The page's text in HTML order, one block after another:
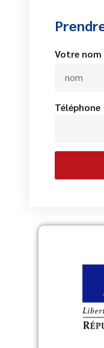
Votre nom
Téléphone